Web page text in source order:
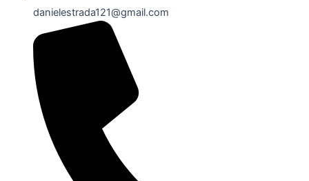
danielestrada121@gmail.com